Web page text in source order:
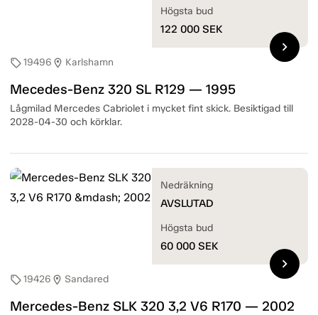
sell19496 location_on Karlshamn
Mecedes-Benz 320 SL R129 — 1995
Lågmilad Mercedes Cabriolet i mycket fint skick. Besiktigad till
2028-04-30 och körklar.
Högsta bud
122 000 SEK
chevron_right
sell19426 location_on Sandared
Mercedes-Benz SLK 320 3,2 V6 R170 — 2002
Nedräkning
AVSLUTAD
Högsta bud
60 000 SEK
chevron_right